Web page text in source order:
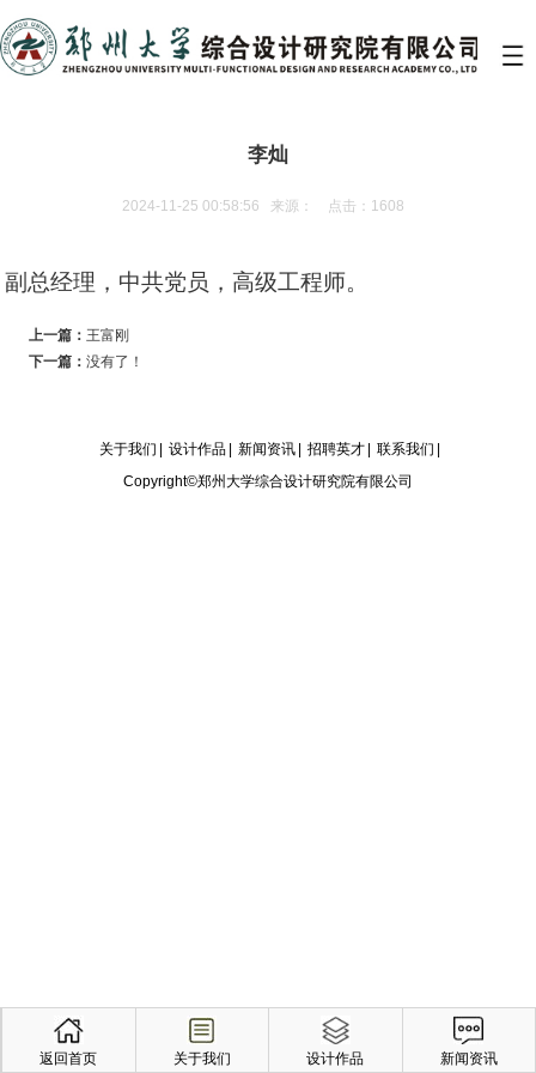
李灿
2024-11-25 00:58:56 来源： 点击：1608
副总经理，中共党员，高级工程师。
上一篇： 王富刚
下一篇：没有了！
关于我们 设计作品 新闻资讯 招聘英才 联系我们
Copyright©郑州大学综合设计研究院有限公司
返回首页 关于我们 设计作品 新闻资讯